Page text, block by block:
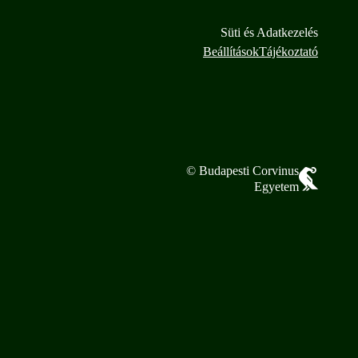
Süti és Adatkezelés
BeállításokTájékoztató
© Budapesti Corvinus
Egyetem